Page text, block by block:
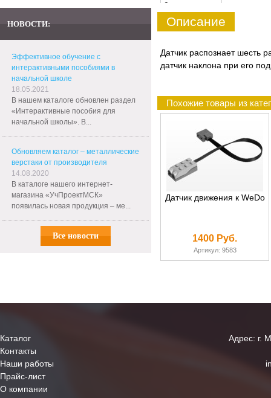
НОВОСТИ:
Эффективное обучение с
интерактивными пособиями в
начальной школе
18.05.2021
В нашем каталоге обновлен раздел
«Интерактивные пособия для
начальной школы». В...
Обновляем каталог – металлические
верстаки от производителя
14.08.2020
В каталоге нашего интернет-
магазина «УчПроектМСК»
появилась новая продукция – ме...
Все новости
0
Описание
Датчик распознает шесть
датчик наклона при его
Похожие товары из
Датчик движения к WeDo
1400 Руб.
Артикул: 9583
Каталог
Контакты
Наши работы
Прайс-лист
О компании
Адрес: г.